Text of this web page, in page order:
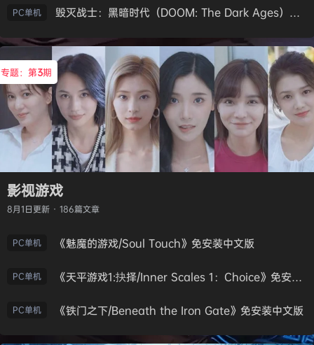
PC单机 毁灭战士：黑暗时代（DOOM: The Dark Ages）免安装中文版
专题：第3期
影视游戏
8月1日更新 · 186篇文章
PC单机 《魅魔的游戏/Soul Touch》免安装中文版
PC单机 《天平游戏1:抉择/Inner Scales 1：Choice》免安装中文版
PC单机 《铁门之下/Beneath the Iron Gate》免安装中文版